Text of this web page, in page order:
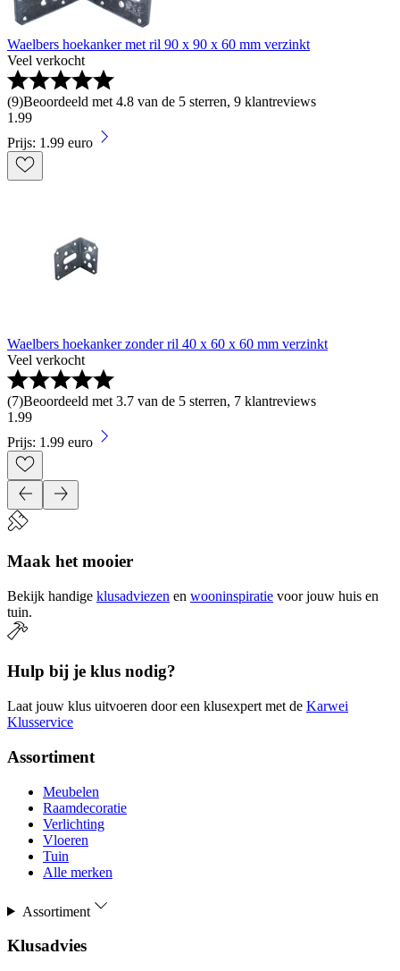
Waelbers hoekanker met ril 90 x 90 x 60 mm verzinkt
Veel verkocht
(9)Beoordeeld met 4.8 van de 5 sterren, 9 klantreviews
1 .99
Prijs: 1.99 euro
Waelbers hoekanker zonder ril 40 x 60 x 60 mm verzinkt
Veel verkocht
(7)Beoordeeld met 3.7 van de 5 sterren, 7 klantreviews
1 .99
Prijs: 1.99 euro
Maak het mooier
Bekijk handige klusadviezen en wooninspiratie voor jouw huis en
tuin.
Hulp bij je klus nodig?
Laat jouw klus uitvoeren door een klusexpert met de Karwei
Klusservice
Assortiment
Meubelen
Raamdecoratie
Verlichting
Vloeren
Tuin
Alle merken
Assortiment
Klusadvies